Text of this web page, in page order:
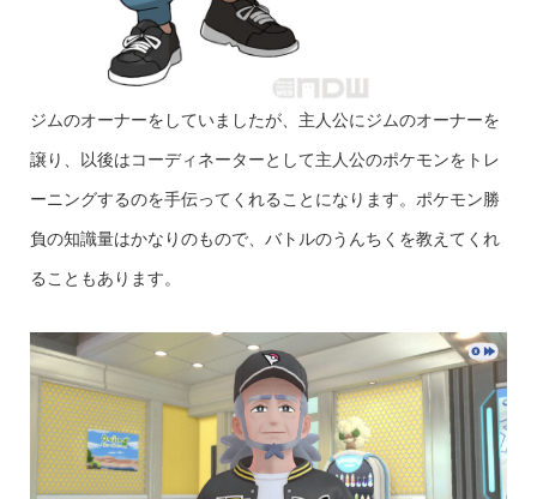
ジムのオーナーをしていましたが、主人公にジムのオーナーを
譲り、以後はコーディネーターとして主人公のポケモンをトレ
ーニングするのを手伝ってくれることになります。ポケモン勝
負の知識量はかなりのもので、バトルのうんちくを教えてくれ
ることもあります。